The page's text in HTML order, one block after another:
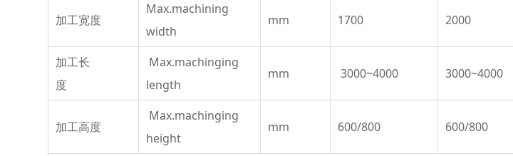
加工宽度
Max.machining
width
mm 1700 2000
加工长
度
Max.machinging
length
mm 3000~4000 3000~4000
加工高度
Max.machinging
height
mm 600/800 600/800